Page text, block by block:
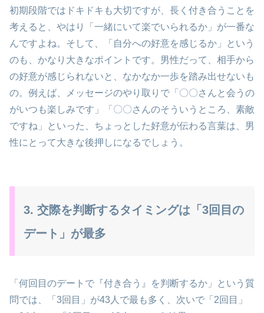
初期段階ではドキドキも大切ですが、長く付き合うことを
考えると、やはり「一緒にいて楽でいられるか」が一番な
んですよね。そして、「自分への好意を感じるか」という
のも、かなり大きなポイントです。男性だって、相手から
の好意が感じられないと、なかなか一歩を踏み出せないも
の。例えば、メッセージのやり取りで「〇〇さんと会うの
がいつも楽しみです」「〇〇さんのそういうところ、素敵
ですね」といった、ちょっとした好意が伝わる言葉は、男
性にとって大きな後押しになるでしょう。
3. 交際を判断するタイミングは「3回目の
デート」が最多
「何回目のデートで『付き合う』を判断するか」という質
問では、「3回目」が43人で最も多く、次いで「2回目」